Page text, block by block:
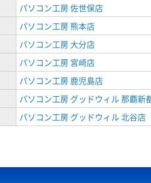
パソコン工房 佐世保店
パソコン工房 熊本店
パソコン工房 大分店
パソコン工房 宮崎店
パソコン工房 鹿児島店
パソコン工房 グッドウィル 那覇新
パソコン工房 グッドウィル 北谷店